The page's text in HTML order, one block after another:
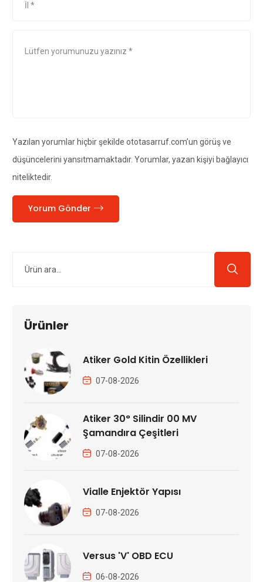
Yazılan yorumlar hiçbir şekilde ototasarruf.com’un görüş ve
düşüncelerini yansıtmamaktadır. Yorumlar, yazan kişiyi bağlayıcı
niteliktedir.
Yorum Gönder
Ürünler
Atiker Gold Kitin Özellikleri
07-08-2026
Atiker 30° Silindir 00 MV
Şamandıra Çeşitleri
07-08-2026
Vialle Enjektör Yapısı
07-08-2026
Versus 'V' OBD ECU
06-08-2026